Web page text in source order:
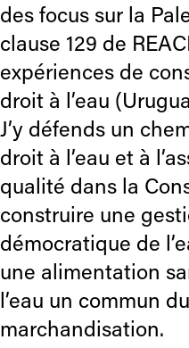
des focus sur la
clause 129 de
expériences de
droit à l’eau
J’y défends un
droit à l’eau et à
qualité dans la
construire une
démocratique de
une alimentation
l’eau un commun
marchandisation.